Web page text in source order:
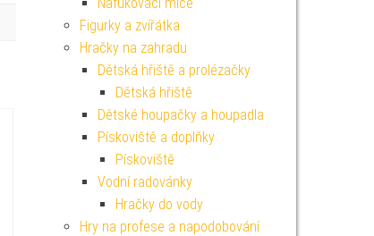
Figurky a zvířátka
Hračky na zahradu
Dětská hřiště a prolézačky
Dětská hřiště
Dětské houpačky a houpadla
Pískoviště a doplňky
Pískoviště
Vodní radovánky
Hračky do vody
Hry na profese a napodobování